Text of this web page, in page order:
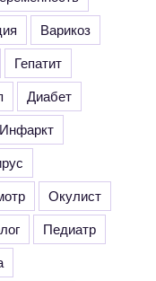
Варикоз
Гепатит
Диабет
Инфаркт
Окулист
Педиатр